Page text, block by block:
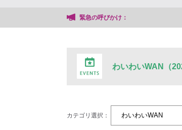
緊急の呼びかけ：
わいわいWAN（
カテゴリ選択：